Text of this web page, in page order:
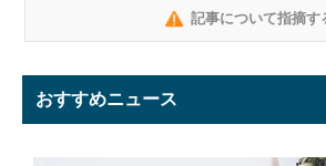
記事について指摘す
おすすめニュース